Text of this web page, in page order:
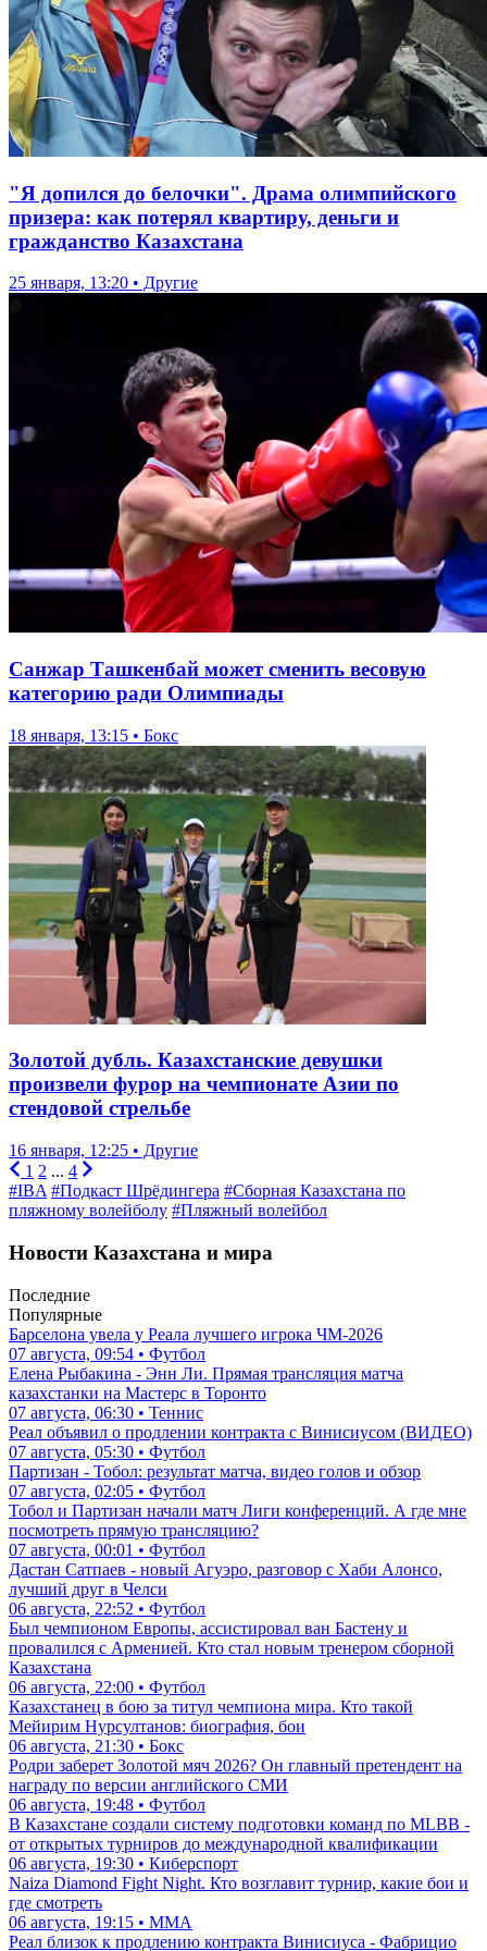
"Я допился до белочки". Драма олимпийского
призера: как потерял квартиру, деньги и
гражданство Казахстана
25 января, 13:20 • Другие
Санжар Ташкенбай может сменить весовую
категорию ради Олимпиады
18 января, 13:15 • Бокс
Золотой дубль. Казахстанские девушки
произвели фурор на чемпионате Азии по
стендовой стрельбе
16 января, 12:25 • Другие
1 2 ... 4
#IBA #Подкаст Шрёдингера #Сборная Казахстана по
пляжному волейболу #Пляжный волейбол
Новости Казахстана и мира
Последние
Популярные
Барселона увела у Реала лучшего игрока ЧМ-2026
07 августа, 09:54 • Футбол
Елена Рыбакина - Энн Ли. Прямая трансляция матча
казахстанки на Мастерс в Торонто
07 августа, 06:30 • Теннис
Реал объявил о продлении контракта с Винисиусом (ВИДЕО)
07 августа, 05:30 • Футбол
Партизан - Тобол: результат матча, видео голов и обзор
07 августа, 02:05 • Футбол
Тобол и Партизан начали матч Лиги конференций. А где мне
посмотреть прямую трансляцию?
07 августа, 00:01 • Футбол
Дастан Сатпаев - новый Агуэро, разговор с Хаби Алонсо,
лучший друг в Челси
06 августа, 22:52 • Футбол
Был чемпионом Европы, ассистировал ван Бастену и
провалился с Арменией. Кто стал новым тренером сборной
Казахстана
06 августа, 22:00 • Футбол
Казахстанец в бою за титул чемпиона мира. Кто такой
Мейирим Нурсултанов: биография, бои
06 августа, 21:30 • Бокс
Родри заберет Золотой мяч 2026? Он главный претендент на
награду по версии английского СМИ
06 августа, 19:48 • Футбол
В Казахстане создали систему подготовки команд по MLBB -
от открытых турниров до международной квалификации
06 августа, 19:30 • Киберспорт
Naiza Diamond Fight Night. Кто возглавит турнир, какие бои и
где смотреть
06 августа, 19:15 • ММА
Реал близок к продлению контракта Винисиуса - Фабрицио